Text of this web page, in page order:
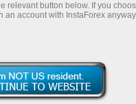
relevant button below. If you
account with InstaForex